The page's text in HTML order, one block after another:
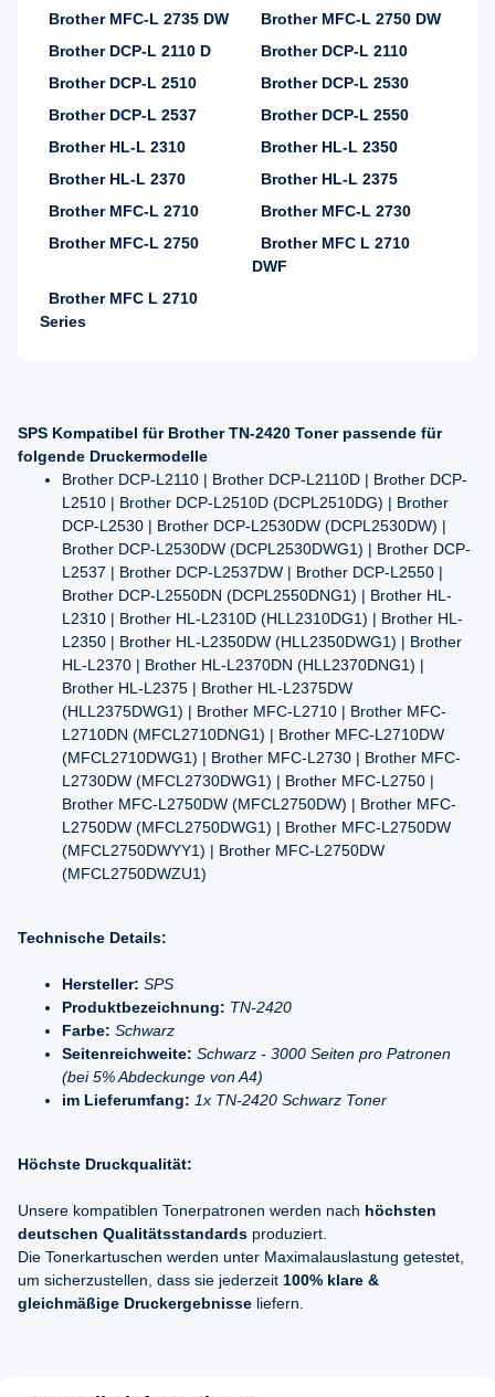
Brother MFC-L 2735 DW
Brother MFC-L 2750 DW
Brother DCP-L 2110 D
Brother DCP-L 2110
Brother DCP-L 2510
Brother DCP-L 2530
Brother DCP-L 2537
Brother DCP-L 2550
Brother HL-L 2310
Brother HL-L 2350
Brother HL-L 2370
Brother HL-L 2375
Brother MFC-L 2710
Brother MFC-L 2730
Brother MFC-L 2750
Brother MFC L 2710
DWF
Brother MFC L 2710
Series
SPS Kompatibel für Brother TN-2420 Toner passende für
folgende Druckermodelle
Brother DCP-L2110 | Brother DCP-L2110D | Brother DCP-
L2510 | Brother DCP-L2510D (DCPL2510DG) | Brother
DCP-L2530 | Brother DCP-L2530DW (DCPL2530DW) |
Brother DCP-L2530DW (DCPL2530DWG1) | Brother DCP-
L2537 | Brother DCP-L2537DW | Brother DCP-L2550 |
Brother DCP-L2550DN (DCPL2550DNG1) | Brother HL-
L2310 | Brother HL-L2310D (HLL2310DG1) | Brother HL-
L2350 | Brother HL-L2350DW (HLL2350DWG1) | Brother
HL-L2370 | Brother HL-L2370DN (HLL2370DNG1) |
Brother HL-L2375 | Brother HL-L2375DW
(HLL2375DWG1) | Brother MFC-L2710 | Brother MFC-
L2710DN (MFCL2710DNG1) | Brother MFC-L2710DW
(MFCL2710DWG1) | Brother MFC-L2730 | Brother MFC-
L2730DW (MFCL2730DWG1) | Brother MFC-L2750 |
Brother MFC-L2750DW (MFCL2750DW) | Brother MFC-
L2750DW (MFCL2750DWG1) | Brother MFC-L2750DW
(MFCL2750DWYY1) | Brother MFC-L2750DW
(MFCL2750DWZU1)
Technische Details:
Hersteller: SPS
Produktbezeichnung: TN-2420
Farbe: Schwarz
Seitenreichweite: Schwarz - 3000 Seiten pro Patronen
(bei 5% Abdeckunge von A4)
im Lieferumfang: 1x TN-2420 Schwarz Toner
Höchste Druckqualität:
Unsere kompatiblen Tonerpatronen werden nach höchsten
deutschen Qualitätsstandards produziert.
Die Tonerkartuschen werden unter Maximalauslastung getestet,
um sicherzustellen, dass sie jederzeit 100% klare &
gleichmäßige Druckergebnisse liefern.